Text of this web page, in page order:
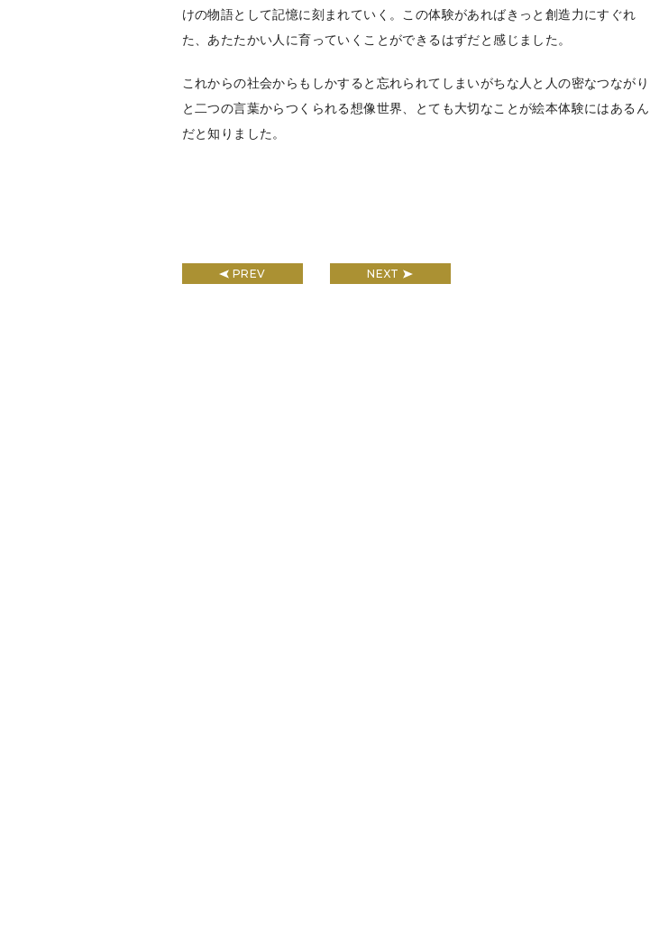
けの物語として記憶に刻まれていく。この体験があればきっと創造力にすぐれ
た、あたたかい人に育っていくことができるはずだと感じました。
これからの社会からもしかすると忘れられてしまいがちな人と人の密なつながり
と二つの言葉からつくられる想像世界、とても大切なことが絵本体験にはあるん
だと知りました。
PREV NEXT